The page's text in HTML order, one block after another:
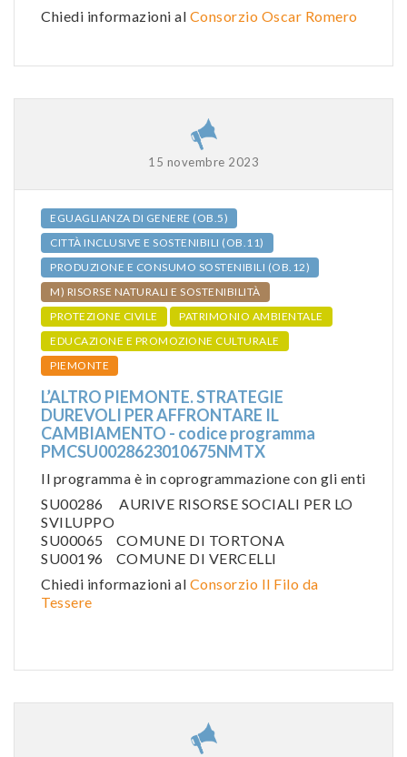
Chiedi informazioni al Consorzio Oscar Romero
15 novembre 2023
EGUAGLIANZA DI GENERE (OB.5)
CITTÀ INCLUSIVE E SOSTENIBILI (OB.11)
PRODUZIONE E CONSUMO SOSTENIBILI (OB.12)
M) RISORSE NATURALI E SOSTENIBILITÀ
PROTEZIONE CIVILE
PATRIMONIO AMBIENTALE
EDUCAZIONE E PROMOZIONE CULTURALE
PIEMONTE
L’ALTRO PIEMONTE. STRATEGIE
DUREVOLI PER AFFRONTARE IL
CAMBIAMENTO - codice programma
PMCSU0028623010675NMTX
Il programma è in coprogrammazione con gli enti
SU00286 AURIVE RISORSE SOCIALI PER LO
SVILUPPO
SU00065 COMUNE DI TORTONA
SU00196 COMUNE DI VERCELLI
Chiedi informazioni al Consorzio Il Filo da
Tessere